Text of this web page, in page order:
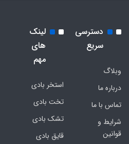
دسترسی
سریع
وبلاگ
درباره ما
تماس با ما
شرایط و
قوانین
لینک
های
مهم
استخر بادی
تخت بادی
تشک بادی
قایق بادی